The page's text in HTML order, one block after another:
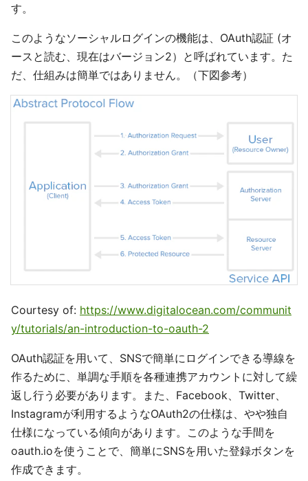
す。
このようなソーシャルログインの機能は、OAuth認証 (オ
ースと読む、現在はバージョン2）と呼ばれています。た
だ、仕組みは簡単ではありません。（下図参考）
Courtesy of: https://www.digitalocean.com/communit
y/tutorials/an-introduction-to-oauth-2
OAuth認証を用いて、SNSで簡単にログインできる導線を
作るために、単調な手順を各種連携アカウントに対して繰
返し行う必要があります。また、Facebook、Twitter、
Instagramが利用するようなOAuth2の仕様は、やや独自
仕様になっている傾向があります。このような手間を
oauth.ioを使うことで、簡単にSNSを用いた登録ボタンを
作成できます。